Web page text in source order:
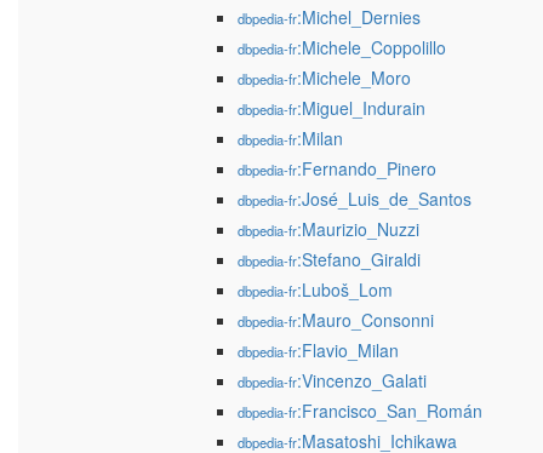
dbpedia-fr:Michel_Dernies
dbpedia-fr:Michele_Coppolillo
dbpedia-fr:Michele_Moro
dbpedia-fr:Miguel_Indurain
dbpedia-fr:Milan
dbpedia-fr:Fernando_Pinero
dbpedia-fr:José_Luis_de_Santos
dbpedia-fr:Maurizio_Nuzzi
dbpedia-fr:Stefano_Giraldi
dbpedia-fr:Luboš_Lom
dbpedia-fr:Mauro_Consonni
dbpedia-fr:Flavio_Milan
dbpedia-fr:Vincenzo_Galati
dbpedia-fr:Francisco_San_Román
dbpedia-fr:Masatoshi_Ichikawa